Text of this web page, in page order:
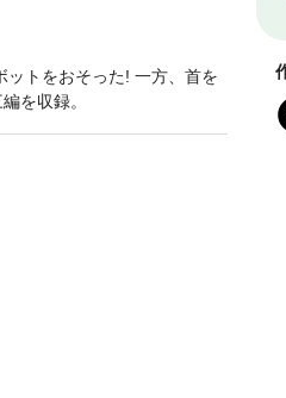
ットをおそった! 一方、首を
を収録。